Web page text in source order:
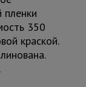
350
краской.